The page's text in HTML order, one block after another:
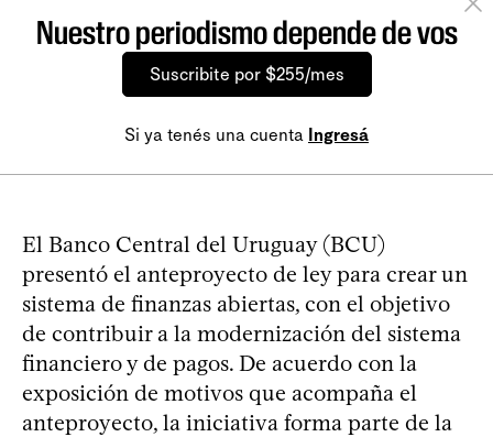
Nuestro periodismo depende de vos
Suscribite por $255/mes
Si ya tenés una cuenta Ingresá
El Banco Central del Uruguay (BCU)
presentó el anteproyecto de ley para crear un
sistema de finanzas abiertas, con el objetivo
de contribuir a la modernización del sistema
financiero y de pagos. De acuerdo con la
exposición de motivos que acompaña el
anteproyecto, la iniciativa forma parte de la